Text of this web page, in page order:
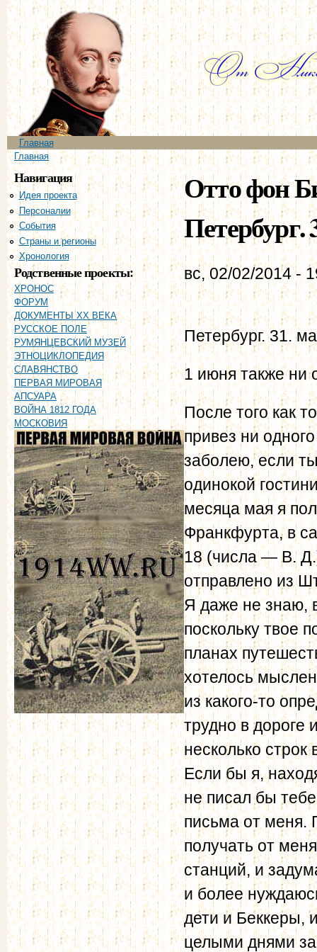
Главное меню
Главная
Вы здесь
Главная
Навигация
Идея проекта
Персоналии
События
Страны и регионы
Хронология
Родственные проекты:
ХРОНОС
ФОРУМ
ДОКУМЕНТЫ XX ВЕКА
РУССКОЕ ПОЛЕ
РУМЯНЦЕВСКИЙ МУЗЕЙ
ЭТНОЦИКЛОПЕДИЯ
СЛАВЯНСТВО
ПЕРВАЯ МИРОВАЯ
АПСУАРА
ВОЙНА 1812 ГОДА
МОСКОВИЯ
Отто фон
Петербург.
вс, 02/02/2014 -
Петербург. 31.
1 июня также ни
После того как
привез ни
заболею, если
одинокой
месяца мая я
Франкфурта, в
18 (числа — В.
отправлено из
Я даже не знаю,
поскольку твое
планах
хотелось
из какого-то
трудно в дороге
несколько
Если бы я,
не писал бы
письма от меня.
получать от
станций, и
и более
дети и Беккеры,
целыми днями